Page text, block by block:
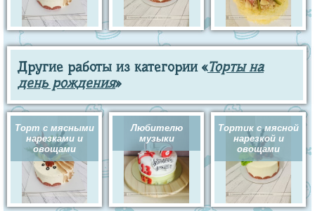
Другие работы из категории «Торты на
день рождения»
Торт с мясными
нарезками и
овощами
Любителю
музыки
Тортик с мясной
нарезкой и
овощами